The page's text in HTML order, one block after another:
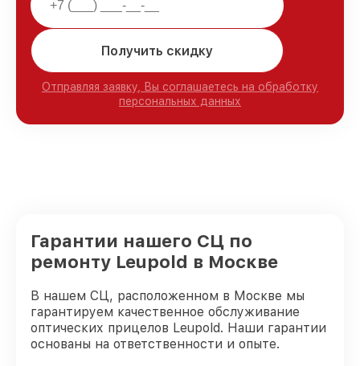
Получить скидку
Отправляя заявку, Вы соглашаетесь на обработку
персональных данных
Гарантии нашего СЦ по
ремонту Leupold в Москве
В нашем СЦ, расположенном в Москве мы
гарантируем качественное обслуживание
оптических прицелов Leupold. Наши гарантии
основаны на ответственности и опыте.